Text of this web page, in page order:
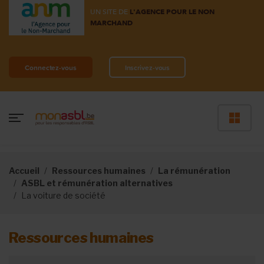
UN SITE DE L'AGENCE POUR LE NON
MARCHAND
Connectez-vous Inscrivez-vous
Accueil Ressources humaines
La rémunération
ASBL et rémunération alternatives
La voiture de société
Ressources humaines